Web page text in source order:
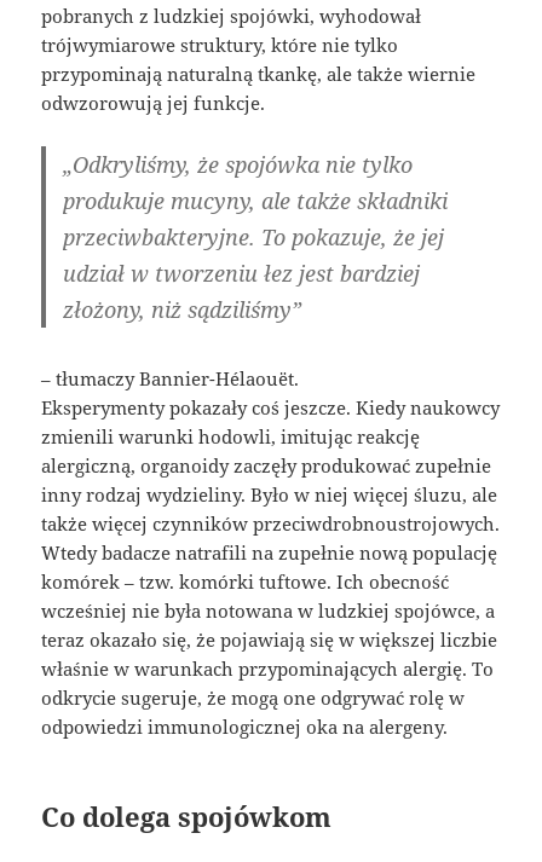
pobranych z ludzkiej spojówki, wyhodował
trójwymiarowe struktury, które nie tylko
przypominają naturalną tkankę, ale także wiernie
odwzorowują jej funkcje.
„Odkryliśmy, że spojówka nie tylko
produkuje mucyny, ale także składniki
przeciwbakteryjne. To pokazuje, że jej
udział w tworzeniu łez jest bardziej
złożony, niż sądziliśmy”
– tłumaczy Bannier-Hélaouët.
Eksperymenty pokazały coś jeszcze. Kiedy naukowcy
zmienili warunki hodowli, imitując reakcję
alergiczną, organoidy zaczęły produkować zupełnie
inny rodzaj wydzieliny. Było w niej więcej śluzu, ale
także więcej czynników przeciwdrobnoustrojowych.
Wtedy badacze natrafili na zupełnie nową populację
komórek – tzw. komórki tuftowe. Ich obecność
wcześniej nie była notowana w ludzkiej spojówce, a
teraz okazało się, że pojawiają się w większej liczbie
właśnie w warunkach przypominających alergię. To
odkrycie sugeruje, że mogą one odgrywać rolę w
odpowiedzi immunologicznej oka na alergeny.
Co dolega spojówkom